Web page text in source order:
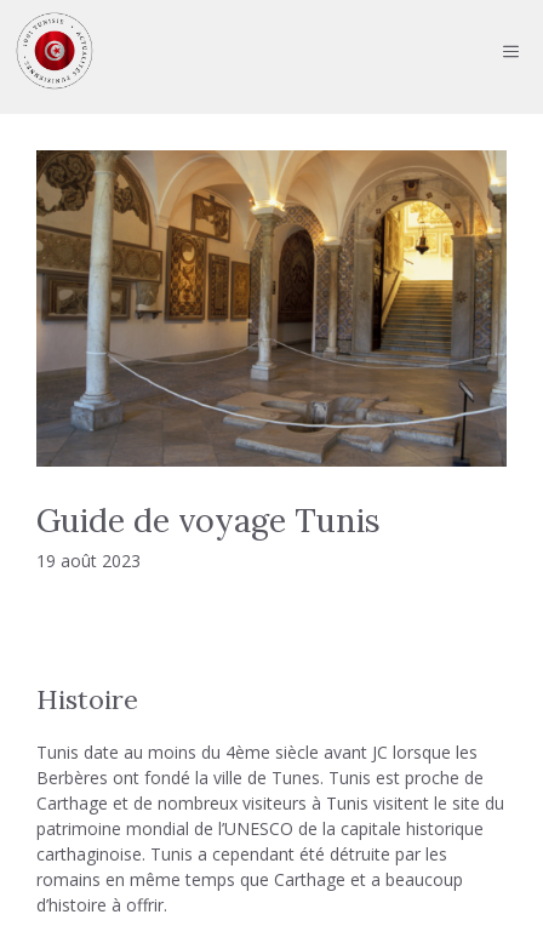
au
contenu
Guide de voyage Tunis
19 août 2023
Histoire
Tunis date au moins du 4ème siècle avant JC lorsque les
Berbères ont fondé la ville de Tunes. Tunis est proche de
Carthage et de nombreux visiteurs à Tunis visitent le site du
patrimoine mondial de l’UNESCO de la capitale historique
carthaginoise. Tunis a cependant été détruite par les
romains en même temps que Carthage et a beaucoup
d’histoire à offrir.